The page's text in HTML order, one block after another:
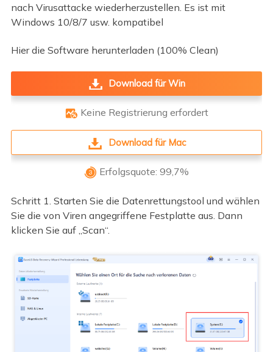
nach Virusattacke wiederherzustellen. Es ist mit
Windows 10/8/7 usw. kompatibel
Hier die Software herunterladen (100% Clean)
Download für Win
 Keine Registrierung erfordert
Download für Mac
 Erfolgsquote: 99,7%
Schritt 1. Starten Sie die Datenrettungstool und wählen
Sie die von Viren angegriffene Festplatte aus. Dann
klicken Sie auf „Scan“.